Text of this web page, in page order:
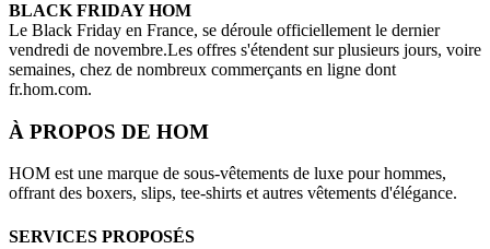
BLACK FRIDAYHOM
Le Black Friday en France, se déroule officiellement le dernier
vendredi de novembre.Les offres s'étendent sur plusieurs jours, voire
semaines, chez de nombreux commerçants en ligne dont
fr.hom.com.
À PROPOS DE HOM
HOM est une marque de sous-vêtements de luxe pour hommes,
offrant des boxers, slips, tee-shirts et autres vêtements d'élégance.
SERVICES PROPOSÉS